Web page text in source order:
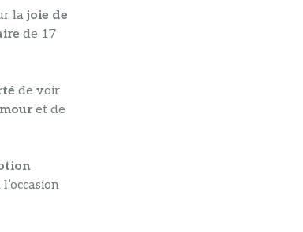
la joie de
de 17
de voir
et de